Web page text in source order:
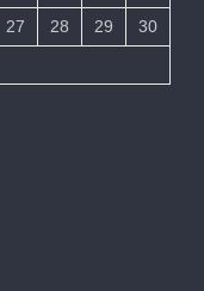
27 28 29
30